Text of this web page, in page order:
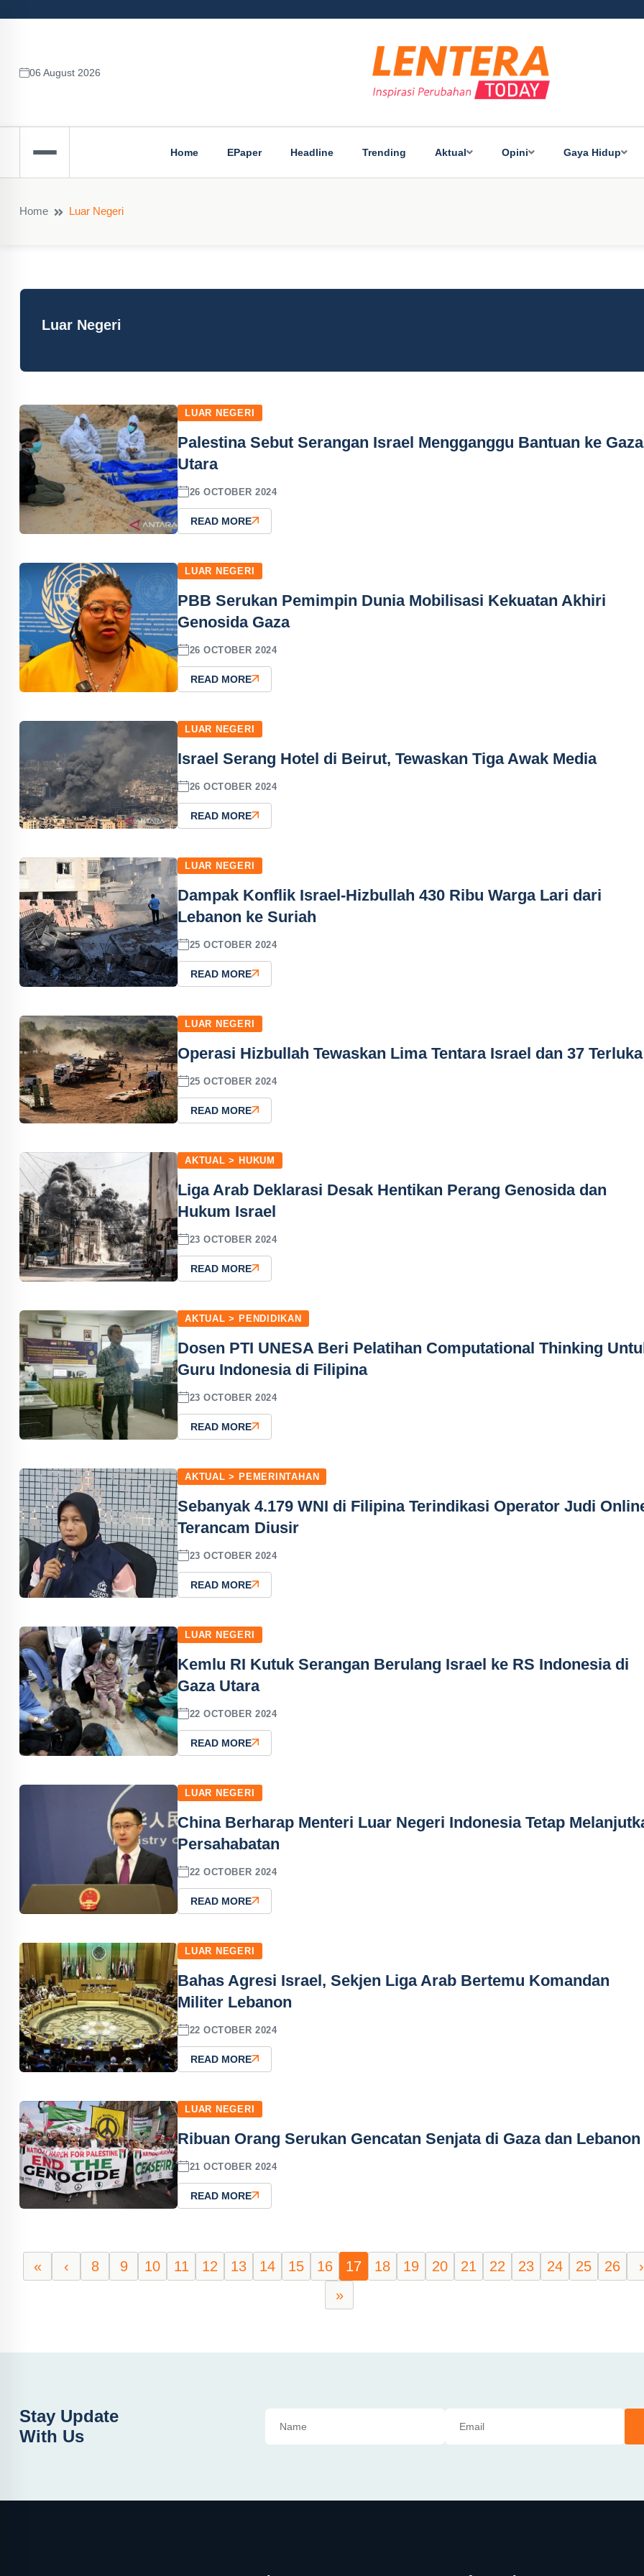
06 August 2026
Home EPaper Headline Trending Aktual Opini Gaya Hidup
Home Luar Negeri
Luar Negeri
LUAR NEGERI
Palestina Sebut Serangan Israel Mengganggu Bantuan ke Gaza
Utara
26 OCTOBER 2024
READ MORE
LUAR NEGERI
PBB Serukan Pemimpin Dunia Mobilisasi Kekuatan Akhiri
Genosida Gaza
26 OCTOBER 2024
READ MORE
LUAR NEGERI
Israel Serang Hotel di Beirut, Tewaskan Tiga Awak Media
26 OCTOBER 2024
READ MORE
LUAR NEGERI
Dampak Konflik Israel-Hizbullah 430 Ribu Warga Lari dari
Lebanon ke Suriah
25 OCTOBER 2024
READ MORE
LUAR NEGERI
Operasi Hizbullah Tewaskan Lima Tentara Israel dan 37 Terluka
25 OCTOBER 2024
READ MORE
AKTUAL > HUKUM
Liga Arab Deklarasi Desak Hentikan Perang Genosida dan
Hukum Israel
23 OCTOBER 2024
READ MORE
AKTUAL > PENDIDIKAN
Dosen PTI UNESA Beri Pelatihan Computational Thinking
Guru Indonesia di Filipina
23 OCTOBER 2024
READ MORE
AKTUAL > PEMERINTAHAN
Sebanyak 4.179 WNI di Filipina Terindikasi Operator Judi
Terancam Diusir
23 OCTOBER 2024
READ MORE
LUAR NEGERI
Kemlu RI Kutuk Serangan Berulang Israel ke RS Indonesia di
Gaza Utara
22 OCTOBER 2024
READ MORE
LUAR NEGERI
China Berharap Menteri Luar Negeri Indonesia Tetap
Persahabatan
22 OCTOBER 2024
READ MORE
LUAR NEGERI
Bahas Agresi Israel, Sekjen Liga Arab Bertemu Komandan
Militer Lebanon
22 OCTOBER 2024
READ MORE
LUAR NEGERI
Ribuan Orang Serukan Gencatan Senjata di Gaza dan Lebanon
21 OCTOBER 2024
READ MORE
« ‹ 8 9 10 11 12 13 14 15 16 17 18 19 20 21 22 23 24 25 26
›
»
Stay Update
With Us